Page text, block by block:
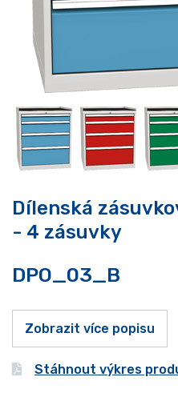
Dílenská
- 4 zásuvky
DPO_03_B
Zobrazit více popisu
Stáhnout výkres